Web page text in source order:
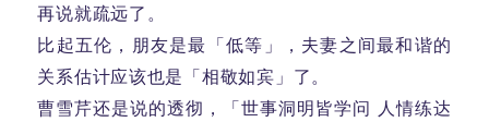
再说就疏远了。
比起五伦，朋友是最「低等」，夫妻之间最和谐的
关系估计应该也是「相敬如宾」了。
曹雪芹还是说的透彻，「世事洞明皆学问 人情练达